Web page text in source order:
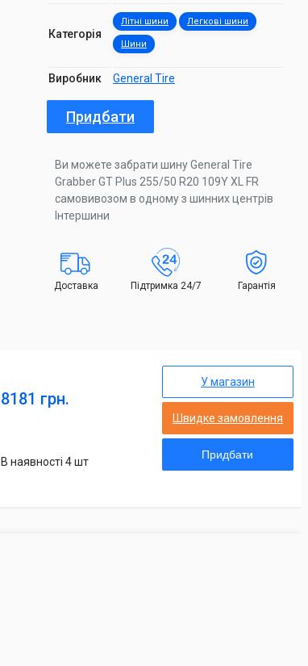
Категорія
Літні шини Легкові шини
Шини
Виробник General Tire
Придбати
Ви можете забрати шину General Tire
Grabber GT Plus 255/50 R20 109Y XL FR
самовивозом в одному з шинних центрів
Інтершини
Доставка Підтримка 24/7 Гарантія
8181 грн.
В наявності 4 шт
У магазин
Швидке замовлення
Придбати